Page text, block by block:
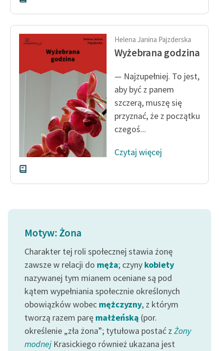
Polityka prywatności
Regulamin biblioteki
Dane fundacji i
sprawozdania finansowe
Informacja o treściach
Deklaracja dostępności
Helena Janina Pajzderska
Wyżebrana godzina
— Najzupełniej. To jest,
aby być z panem
szczerą, muszę się
przyznać, że z początku
czegoś...
Czytaj więcej
Motyw: Żona
Charakter tej roli społecznej stawia żonę
zawsze w relacji do męża; czyny kobiety
nazywanej tym mianem oceniane są pod
kątem wypełniania społecznie określonych
obowiązków wobec mężczyzny, z którym
tworzą razem parę małżeńską (por.
określenie „zła żona”; tytułowa postać z Żony
modnejKrasickiego również ukazana jest